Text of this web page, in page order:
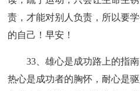
责，才能对别人负责，所以要
的自己！早安！
33、雄心是成功路上的指
热心是成功者的胸怀，耐心是